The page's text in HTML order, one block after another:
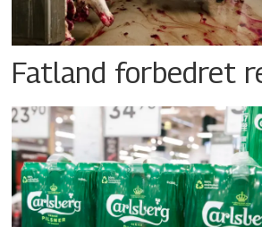
Fatland forbedret